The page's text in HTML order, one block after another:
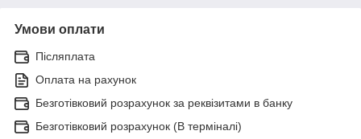
Умови оплати
Післяплата
Оплата на рахунок
Безготівковий розрахунок за реквізитами в банку
Безготівковий розрахунок (В терміналі)